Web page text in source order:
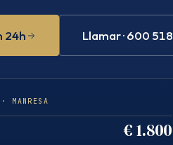
24h Llamar · 600
MANRESA
€ 1.800